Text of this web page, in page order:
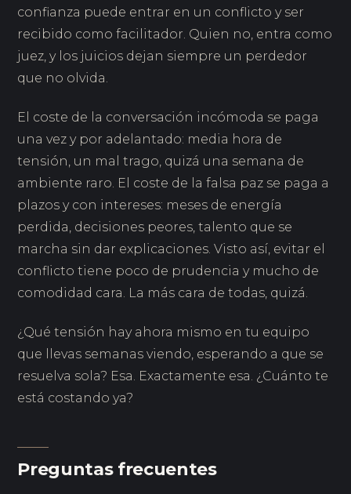
confianza puede entrar en un conflicto y ser
recibido como facilitador. Quien no, entra como
juez, y los juicios dejan siempre un perdedor
que no olvida.
El coste de la conversación incómoda se paga
una vez y por adelantado: media hora de
tensión, un mal trago, quizá una semana de
ambiente raro. El coste de la falsa paz se paga a
plazos y con intereses: meses de energía
perdida, decisiones peores, talento que se
marcha sin dar explicaciones. Visto así, evitar el
conflicto tiene poco de prudencia y mucho de
comodidad cara. La más cara de todas, quizá.
¿Qué tensión hay ahora mismo en tu equipo
que llevas semanas viendo, esperando a que se
resuelva sola? Esa. Exactamente esa. ¿Cuánto te
está costando ya?
Preguntas frecuentes